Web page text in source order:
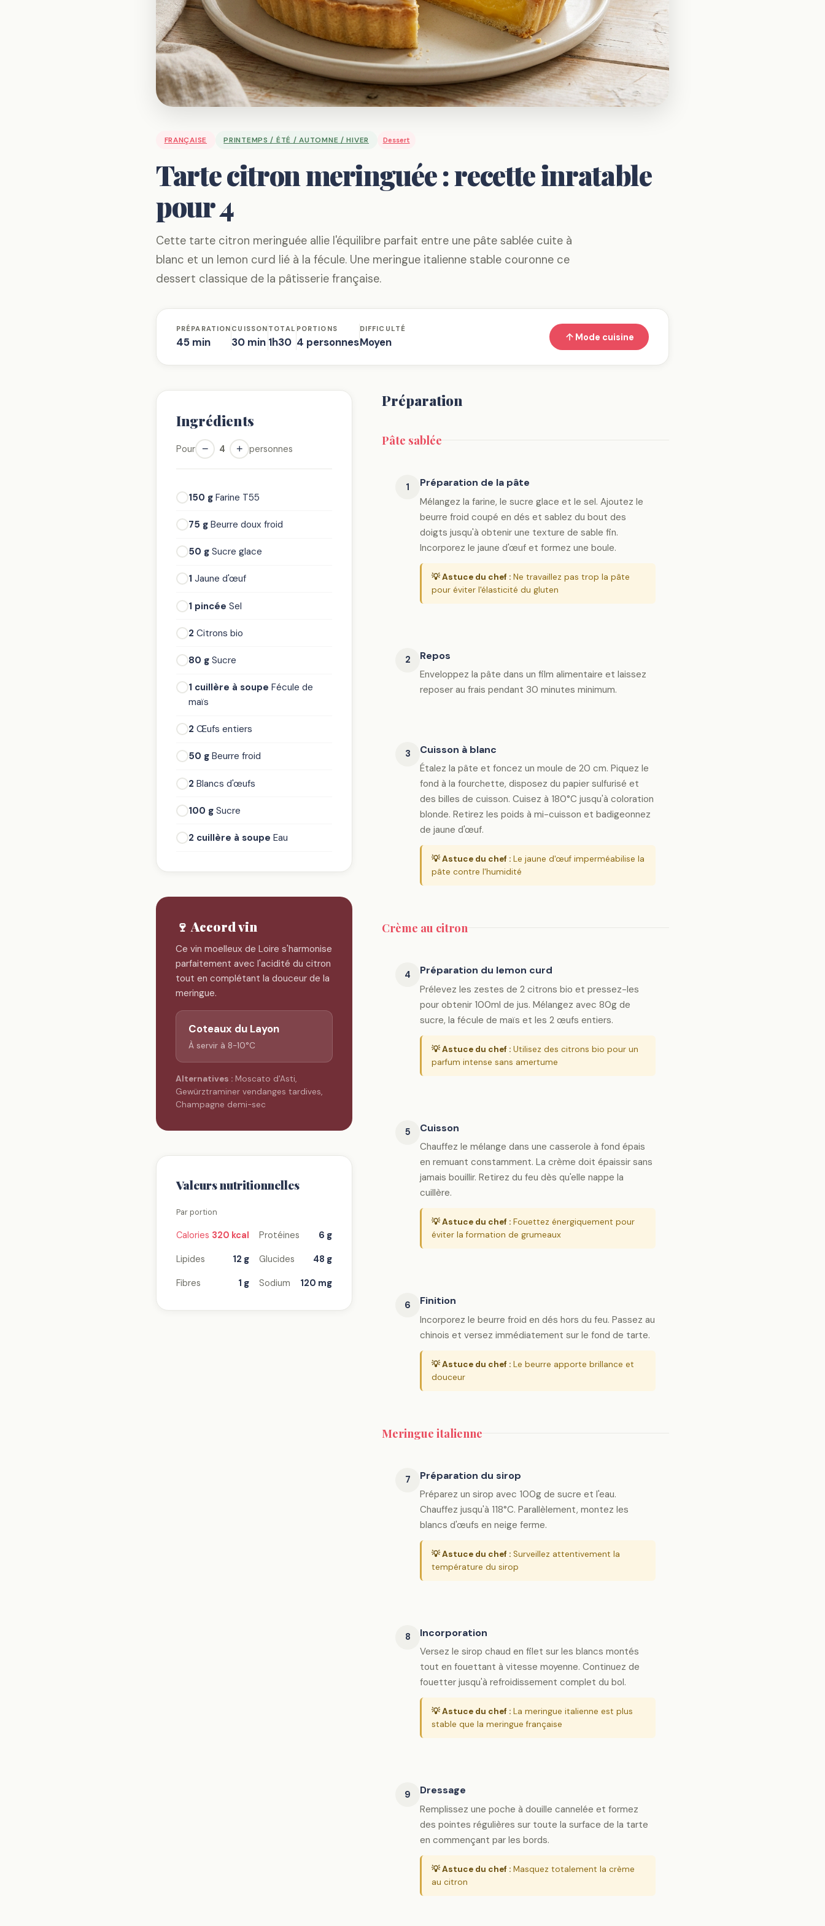
FRANÇAISE PRINTEMPS / ÉTÉ / AUTOMNE / HIVER Dessert
Tarte citron meringuée : recette inratable
pour 4
Cette tarte citron meringuée allie l'équilibre parfait entre une pâte sablée cuite à
blanc et un lemon curd lié à la fécule. Une meringue italienne stable couronne ce
dessert classique de la pâtisserie française.
PRÉPARATION
45 min
CUISSON
30 min
TOTAL
1h30
PORTIONS
4 personnes
DIFFICULTÉ
Moyen Mode cuisine
Ingrédients
Pour − 4 + personnes
150 g Farine T55
75 g Beurre doux froid
50 g Sucre glace
1 Jaune d'œuf
1 pincée Sel
2 Citrons bio
80 g Sucre
1 cuillère à soupe Fécule de
maïs
2 Œufs entiers
50 g Beurre froid
2 Blancs d'œufs
100 g Sucre
2 cuillère à soupe Eau
🍷 Accord vin
Ce vin moelleux de Loire s'harmonise
parfaitement avec l'acidité du citron
tout en complétant la douceur de la
meringue.
Coteaux du Layon
À servir à 8-10°C
Alternatives : Moscato d'Asti,
Gewürztraminer vendanges tardives,
Champagne demi-sec
Valeurs nutritionnelles
Par portion
Calories 320 kcal Protéines 6 g
Lipides 12 g Glucides 48 g
Fibres 1 g Sodium 120 mg
Préparation
Pâte sablée
1 Préparation de la pâte
Mélangez la farine, le sucre glace et le sel. Ajoutez le
beurre froid coupé en dés et sablez du bout des
doigts jusqu'à obtenir une texture de sable fin.
Incorporez le jaune d'œuf et formez une boule.
💡 Astuce du chef : Ne travaillez pas trop la pâte
pour éviter l'élasticité du gluten
2 Repos
Enveloppez la pâte dans un film alimentaire et laissez
reposer au frais pendant 30 minutes minimum.
3 Cuisson à blanc
Étalez la pâte et foncez un moule de 20 cm. Piquez le
fond à la fourchette, disposez du papier sulfurisé et
des billes de cuisson. Cuisez à 180°C jusqu'à coloration
blonde. Retirez les poids à mi-cuisson et badigeonnez
de jaune d'œuf.
💡 Astuce du chef : Le jaune d'œuf imperméabilise la
pâte contre l'humidité
Crème au citron
4 Préparation du lemon curd
Prélevez les zestes de 2 citrons bio et pressez-les
pour obtenir 100ml de jus. Mélangez avec 80g de
sucre, la fécule de maïs et les 2 œufs entiers.
💡 Astuce du chef : Utilisez des citrons bio pour un
parfum intense sans amertume
5 Cuisson
Chauffez le mélange dans une casserole à fond épais
en remuant constamment. La crème doit épaissir sans
jamais bouillir. Retirez du feu dès qu'elle nappe la
cuillère.
💡 Astuce du chef : Fouettez énergiquement pour
éviter la formation de grumeaux
6 Finition
Incorporez le beurre froid en dés hors du feu. Passez au
chinois et versez immédiatement sur le fond de tarte.
💡 Astuce du chef : Le beurre apporte brillance et
douceur
Meringue italienne
7 Préparation du sirop
Préparez un sirop avec 100g de sucre et l'eau.
Chauffez jusqu'à 118°C. Parallèlement, montez les
blancs d'œufs en neige ferme.
💡 Astuce du chef : Surveillez attentivement la
température du sirop
8 Incorporation
Versez le sirop chaud en filet sur les blancs montés
tout en fouettant à vitesse moyenne. Continuez de
fouetter jusqu'à refroidissement complet du bol.
💡 Astuce du chef : La meringue italienne est plus
stable que la meringue française
9 Dressage
Remplissez une poche à douille cannelée et formez
des pointes régulières sur toute la surface de la tarte
en commençant par les bords.
💡 Astuce du chef : Masquez totalement la crème
au citron